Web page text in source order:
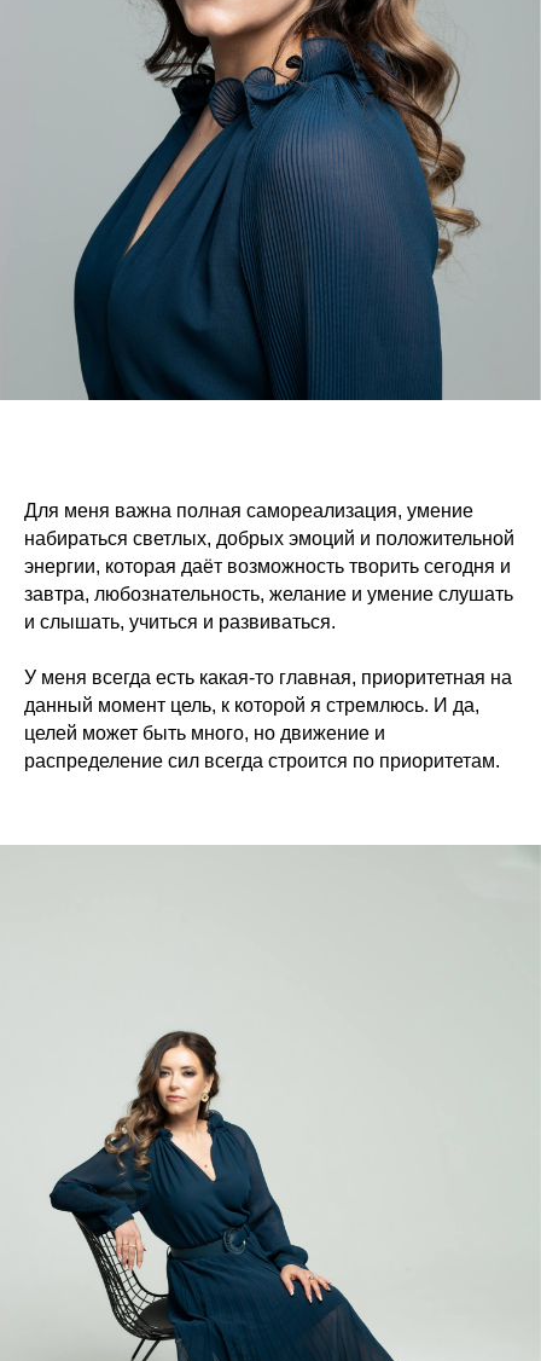
Для меня важна полная самореализация, умение
набираться светлых, добрых эмоций и положительной
энергии, которая даёт возможность творить сегодня и
завтра, любознательность, желание и умение слушать
и слышать, учиться и развиваться.
У меня всегда есть какая-то главная, приоритетная на
данный момент цель, к которой я стремлюсь. И да,
целей может быть много, но движение и
распределение сил всегда строится по приоритетам.